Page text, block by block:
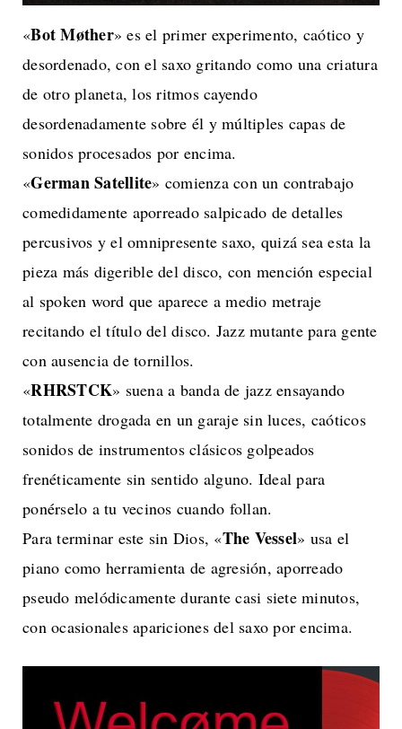
«Bot Møther» es el primer experimento, caótico y
desordenado, con el saxo gritando como una criatura
de otro planeta, los ritmos cayendo
desordenadamente sobre él y múltiples capas de
sonidos procesados por encima.
«German Satellite» comienza con un contrabajo
comedidamente aporreado salpicado de detalles
percusivos y el omnipresente saxo, quizá sea esta la
pieza más digerible del disco, con mención especial
al spoken word que aparece a medio metraje
recitando el título del disco. Jazz mutante para gente
con ausencia de tornillos.
«RHRSTCK» suena a banda de jazz ensayando
totalmente drogada en un garaje sin luces, caóticos
sonidos de instrumentos clásicos golpeados
frenéticamente sin sentido alguno. Ideal para
ponérselo a tu vecinos cuando follan.
Para terminar este sin Dios, «The Vessel» usa el
piano como herramienta de agresión, aporreado
pseudo melódicamente durante casi siete minutos,
con ocasionales apariciones del saxo por encima.